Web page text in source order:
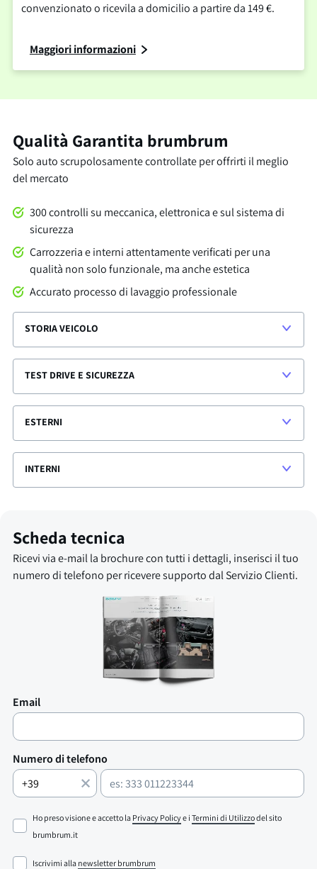
convenzionato o ricevila a domicilio a partire da 149 €.
Maggiori informazioni
Qualità Garantita brumbrum
Solo auto scrupolosamente controllate per offrirti il meglio
del mercato
300 controlli su meccanica, elettronica e sul sistema di
sicurezza
Carrozzeria e interni attentamente verificati per una
qualità non solo funzionale, ma anche estetica
Accurato processo di lavaggio professionale
STORIA VEICOLO
TEST DRIVE E SICUREZZA
ESTERNI
INTERNI
Scheda tecnica
Ricevi via e-mail la brochure con tutti i dettagli, inserisci il tuo
numero di telefono per ricevere supporto dal Servizio Clienti.
Email
Numero di telefono
Ho preso visione e accetto la Privacy Policye i Termini di Utilizzodel sito
brumbrum.it
Iscrivimi alla newsletter brumbrum